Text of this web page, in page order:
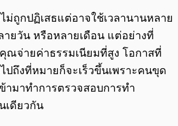
ถูกปฏิเสธแต่อาจใช้เวลานานหลาย
ยวัน หรือหลายเดือน แต่อย่างที่
ณจ่ายค่าธรรมเนียมที่สูง โอกาสที่
ถึงที่หมายก็จะเร็วขึ้นเพราะคนขุด
ามาทำการตรวจสอบการทำ
เดียวกัน